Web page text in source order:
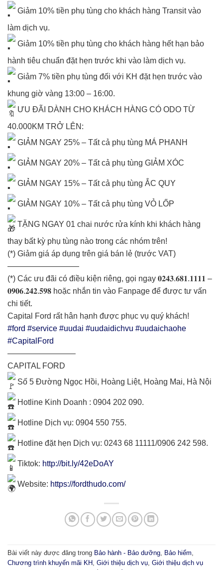
Giảm 10% tiền phụ tùng cho khách hàng Transit vào
làm dịch vụ.
Giảm 10% tiền phụ tùng cho khách hàng hết hạn bảo
hành tiêu chuẩn đặt hẹn trước khi vào làm dịch vụ.
Giảm 7% tiền phụ tùng đối với KH đặt hẹn trước vào
khung giờ vàng 13:00 – 16:00.
ƯU ĐÃI DÀNH CHO KHÁCH HÀNG CÓ ODO TỪ
40.000KM TRỞ LÊN:
GIẢM NGAY 25% – Tất cả phụ tùng MÁ PHANH
GIẢM NGAY 20% – Tất cả phụ tùng GIẢM XÓC
GIẢM NGAY 15% – Tất cả phụ tùng ẮC QUY
GIẢM NGAY 10% – Tất cả phụ tùng VỎ LỐP
TẶNG NGAY 01 chai nước rửa kính khi khách hàng
thay bất kỳ phụ tùng nào trong các nhóm trên!
(*) Giảm giá áp dụng trên giá bán lẻ (trước VAT)
—————————
(*) Các ưu đãi có điều kiện riêng, gọi ngay 𝟎𝟐𝟒𝟑.𝟔𝟖𝟏.𝟏𝟏𝟏𝟏 –
𝟎𝟗𝟎𝟔.𝟐𝟒𝟐.𝟓𝟗𝟖 hoặc nhắn tin vào Fanpage để được tư vấn
chi tiết.
Capital Ford rất hân hạnh được phục vụ quý khách!
#ford #service #uudai #uudaidichvu #uudaichaohe
#CapitalFord
————————–
CAPITAL FORD
Số 5 Đường Ngọc Hồi, Hoàng Liệt, Hoàng Mai, Hà Nội
Hotline Kinh Doanh : 0904 202 090.
Hotline Dịch vụ: 0904 550 755.
Hotline đặt hẹn Dịch vụ: 0243 68 11111/0906 242 598.
Tiktok: http://bit.ly/42eDoAY
Website: https://fordthudo.com/
Bài viết này được đăng trong Bảo hành - Bảo dưỡng Bảo hiểm
Chương trình khuyến mãi KH Giới thiệu dịch vụ Giới thiệu dịch vụ